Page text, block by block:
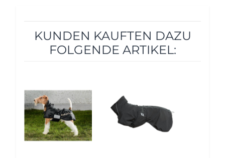
KUNDEN KAUFTEN DAZU
FOLGENDE ARTIKEL: